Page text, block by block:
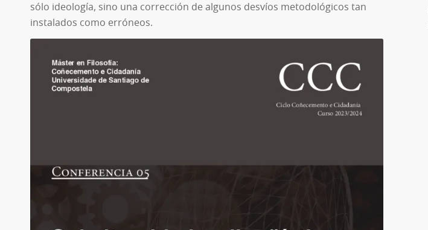
sólo ideología, sino una corrección de algunos desvíos metodológicos tan
instalados como erróneos.